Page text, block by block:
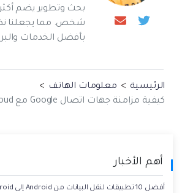
بحث وتطوير يضم
شخص. مما يجعلنا
بأفضل الخدمات
الرئيسية > معلومات الهاتف >
كيفية مزامنة جهات اتصال Google مع iCloud
أهم الأخبار
أفضل 10 تطبيقات لنقل البيانات من Android إلى Android